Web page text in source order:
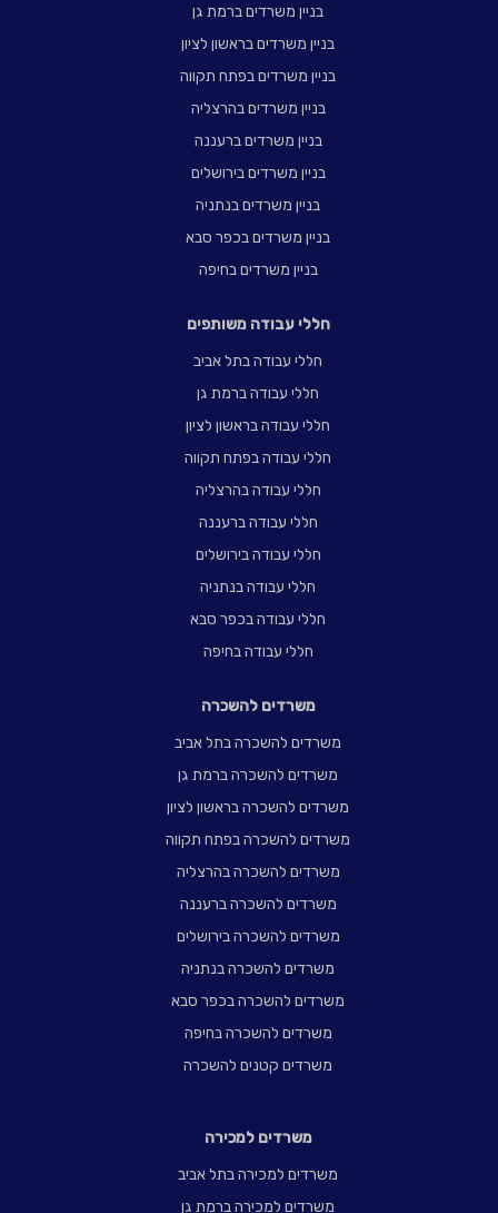
בניין משרדים ברמת גן
בניין משרדים בראשון לציון
בניין משרדים בפתח תקווה
בניין משרדים בהרצליה
בניין משרדים ברעננה
בניין משרדים בירושלים
בניין משרדים בנתניה
בניין משרדים בכפר סבא
בניין משרדים בחיפה
חללי עבודה משותפים
חללי עבודה בתל אביב
חללי עבודה ברמת גן
חללי עבודה בראשון לציון
חללי עבודה בפתח תקווה
חללי עבודה בהרצליה
חללי עבודה ברעננה
חללי עבודה בירושלים
חללי עבודה בנתניה
חללי עבודה בכפר סבא
חללי עבודה בחיפה
משרדים להשכרה
משרדים להשכרה בתל אביב
משרדים להשכרה ברמת גן
משרדים להשכרה בראשון לציון
משרדים להשכרה בפתח תקווה
משרדים להשכרה בהרצליה
משרדים להשכרה ברעננה
משרדים להשכרה בירושלים
משרדים להשכרה בנתניה
משרדים להשכרה בכפר סבא
משרדים להשכרה בחיפה
משרדים קטנים להשכרה
משרדים למכירה
משרדים למכירה בתל אביב
משרדים למכירה ברמת גן